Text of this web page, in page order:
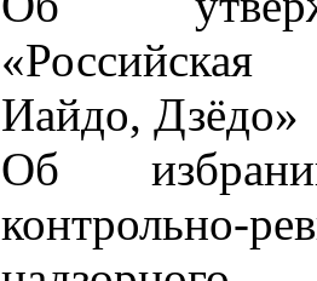
Иайдо, Дзёдо»
Об